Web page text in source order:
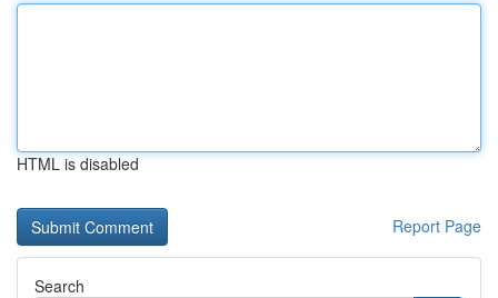
HTML is disabled
Report Page
Search